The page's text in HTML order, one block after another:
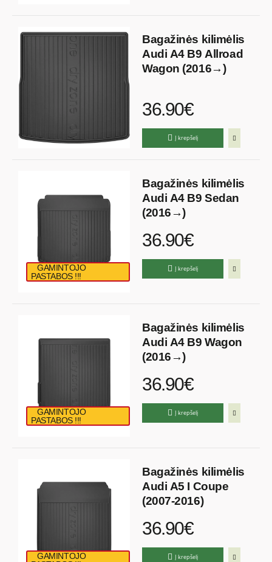
Bagažinės kilimėlis
Audi A4 B9 Allroad
Wagon (2016→)
36.90€
Į krepšelį
GAMINTOJO
PASTABOS !!!
Bagažinės kilimėlis
Audi A4 B9 Sedan
(2016→)
36.90€
Į krepšelį
GAMINTOJO
PASTABOS !!!
Bagažinės kilimėlis
Audi A4 B9 Wagon
(2016→)
36.90€
Į krepšelį
GAMINTOJO
Bagažinės kilimėlis
Audi A5 I Coupe
(2007-2016)
36.90€
Į krepšelį